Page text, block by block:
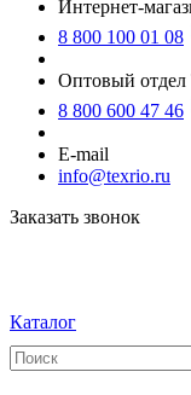
Интернет-
8 800 100 01 08
Оптовый
8 800 600 47 46
E-mail
info@texrio.ru
Заказать звонок
Каталог